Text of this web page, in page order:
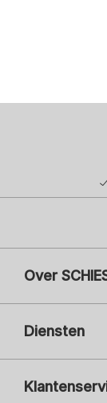
Over
Diensten